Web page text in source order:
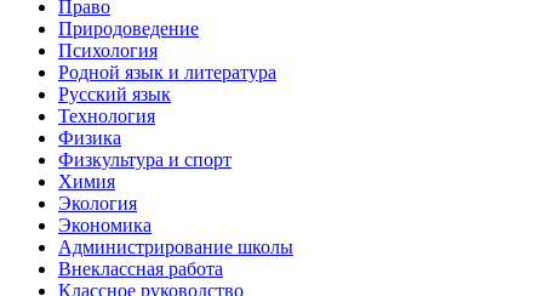
Право
Природоведение
Психология
Родной язык и литература
Русский язык
Технология
Физика
Физкультура и спорт
Химия
Экология
Экономика
Администрирование школы
Внеклассная работа
Классное руководство